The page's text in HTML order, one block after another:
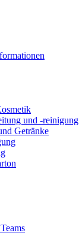
und -reinigung
Getränke